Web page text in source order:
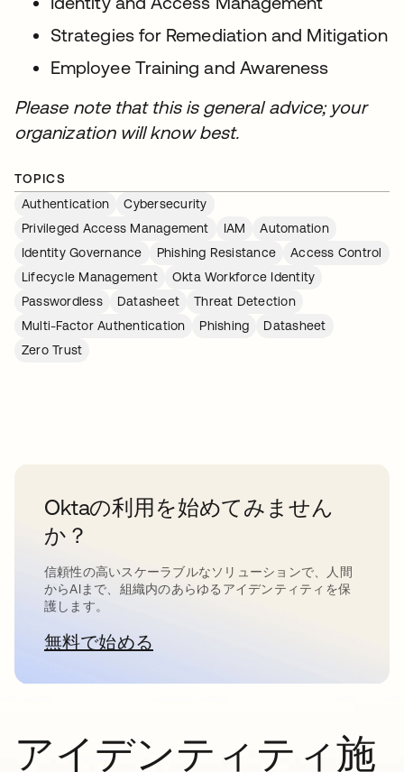
Strategies for Remediation and Mitigation
Employee Training and Awareness
Please note that this is general advice; your
organization will know best.
TOPICS
Authentication
Cybersecurity
Privileged Access Management
IAM
Automation
Identity Governance
Phishing Resistance
Access Control
Lifecycle Management
Okta Workforce Identity
Passwordless
Datasheet
Threat Detection
Multi-Factor Authentication
Phishing
Datasheet
Zero Trust
Oktaの利用を始めてみません
か？
信頼性の高いスケーラブルなソリューションで、人間
からAIまで、組織内のあらゆるアイデンティティを保
護します。
無料で始める新しいタブで開く
アイデンティティ施